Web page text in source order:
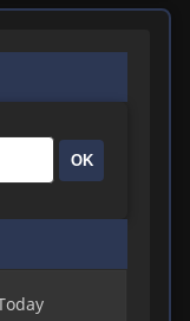
ΟΚ